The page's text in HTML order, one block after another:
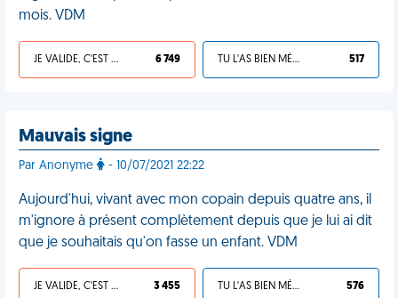
mois. VDM
JE VALIDE, C'EST UNE VDM 6 749 TU L'AS BIEN MÉRITÉ 517
Mauvais signe
Par Anonyme - 10/07/2021 22:22
Aujourd'hui, vivant avec mon copain depuis quatre ans, il
m'ignore à présent complètement depuis que je lui ai dit
que je souhaitais qu'on fasse un enfant. VDM
JE VALIDE, C'EST UNE VDM 3 455 TU L'AS BIEN MÉRITÉ 576